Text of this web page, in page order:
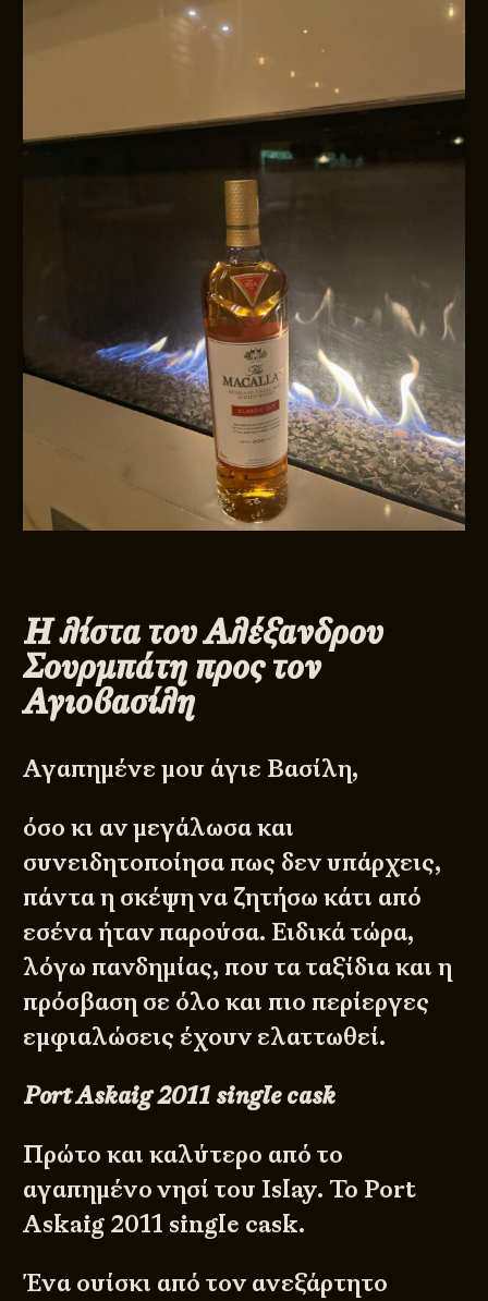
Η λίστα του Αλέξανδρου
Σουρμπάτη προς τον
Αγιοβασίλη
Αγαπημένε μου άγιε Βασίλη,
όσο κι αν μεγάλωσα και
συνειδητοποίησα πως δεν υπάρχεις,
πάντα η σκέψη να ζητήσω κάτι από
εσένα ήταν παρούσα. Ειδικά τώρα,
λόγω πανδημίας, που τα ταξίδια και η
πρόσβαση σε όλο και πιο περίεργες
εμφιαλώσεις έχουν ελαττωθεί.
Port Askaig 2011 single cask
Πρώτο και καλύτερο από το
αγαπημένο νησί του Islay. Το Port
Askaig 2011 single cask.
Ένα ουίσκι από τον ανεξάρτητο